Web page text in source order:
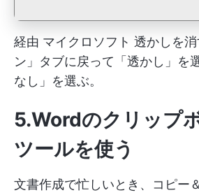
経由 マイクロソフト 透かしを
ン」タブに戻って「透かし」を
なし」を選ぶ。
5.Wordのクリップ
ツールを使う
文書作成で忙しいとき、コピー